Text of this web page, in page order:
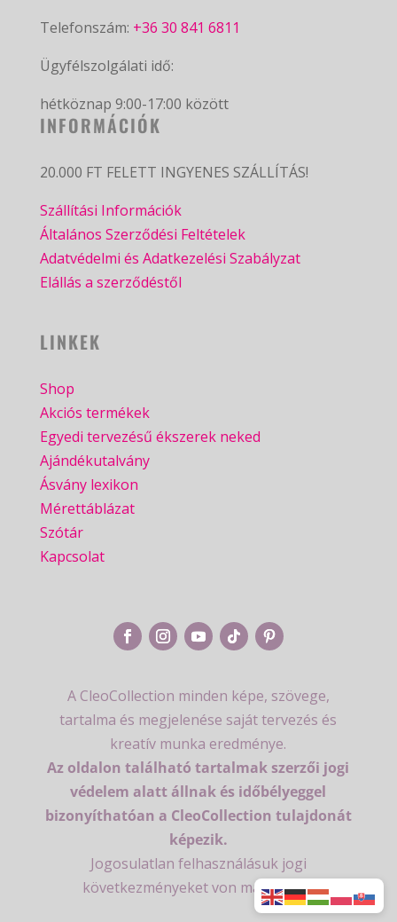
Telefonszám: +36 30 841 6811
Ügyfélszolgálati idő:
hétköznap 9:00-17:00 között
INFORMÁCIÓK
20.000 FT FELETT INGYENES SZÁLLÍTÁS!
Szállítási Információk
Általános Szerződési Feltételek
Adatvédelmi és Adatkezelési Szabályzat
Elállás a szerződéstől
LINKEK
Shop
Akciós termékek
Egyedi tervezésű ékszerek neked
Ajándékutalvány
Ásvány lexikon
Mérettáblázat
Szótár
Kapcsolat
A CleoCollection minden képe, szövege,
tartalma és megjelenése saját tervezés és
kreatív munka eredménye.
Az oldalon található tartalmak szerzői jogi
védelem alatt állnak és időbélyeggel
bizonyíthatóan a CleoCollection tulajdonát
képezik.
Jogosulatlan felhasználásuk jogi
következményeket von maga után.